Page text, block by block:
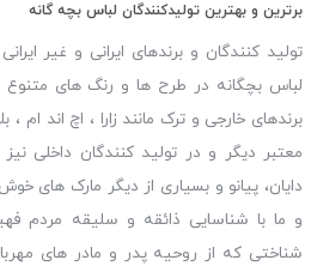
برترین و بهترین تولیدکنندگان لباس بچه گانه
تولید کنندگان و برندهای ایرانی و غیر
لباس بچگانه در طرح ها و رنگ های متنوع
برندهای خارجی و ترک مانند زارا ، اچ اند ام
معتبر دیگر و در تولید کنندگان داخلی نیز
دایان، پیانو و بسیاری از دیگر مارک های
و ما با شناسایی ذائقه و سلیقه مردم
شناختی که از روحیه پدر و مادر های